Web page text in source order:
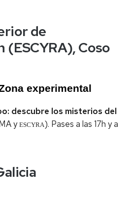
de
(ESCYRA), Coso
experimental
descubre los misterios del
yESCYRA). Pases a las 17h y a